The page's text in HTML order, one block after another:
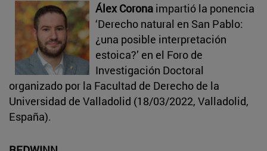
Álex Corona impartió la ponencia
‘Derecho natural en San Pablo:
¿una posible interpretación
estoica?’ en el Foro de
Investigación Doctoral
organizado por la Facultad de Derecho de la
Universidad de Valladolid (18/03/2022, Valladolid,
España).